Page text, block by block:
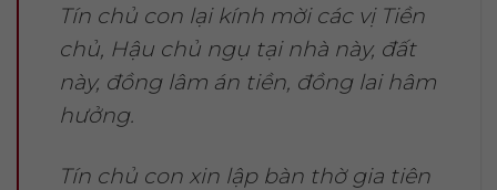
Tín chủ con lại kính mời các vị Tiền
chủ, Hậu chủ ngụ tại nhà này, đất
này, đồng lâm án tiền, đồng lai hâm
hưởng.
Tín chủ con xin lập bàn thờ gia tiên